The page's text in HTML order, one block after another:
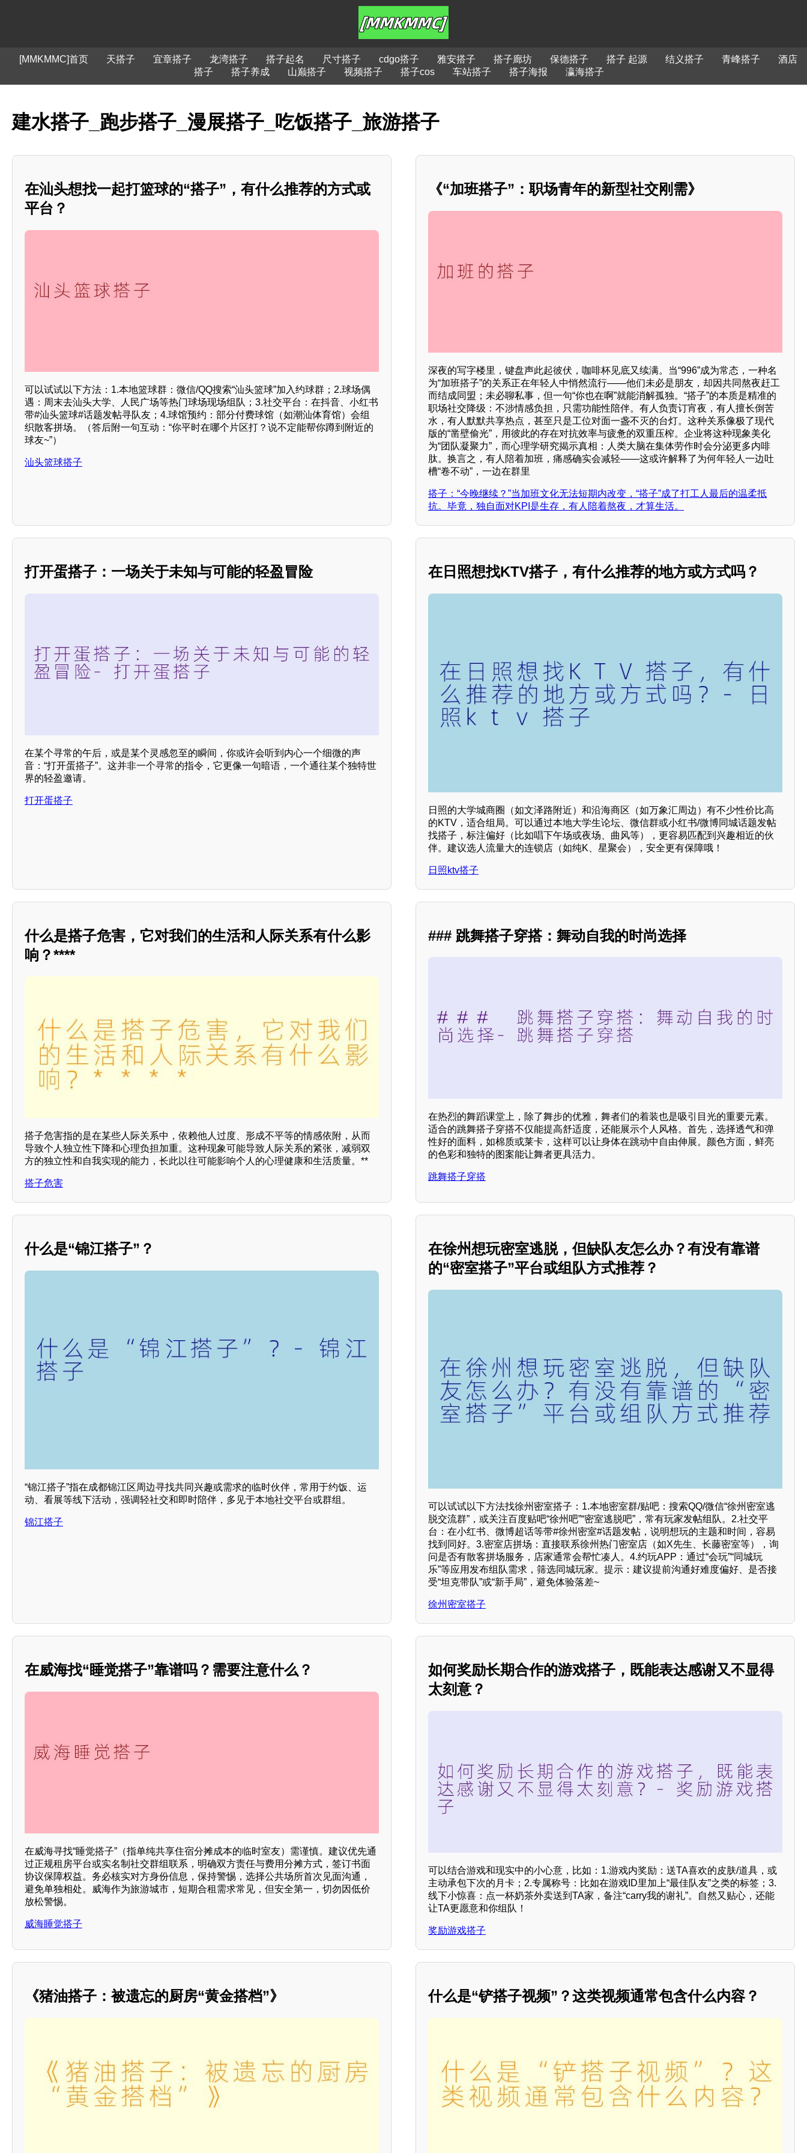
[MMKMMC]首页 天搭子 宜章搭子 龙湾搭子 搭子起名 尺寸搭子 cdgo搭子 雅安搭子 搭子廊坊 保德搭子 搭子 起源 结义搭子 青峰搭子
酒店
搭子
搭子养成 山巅搭子 视频搭子 搭子cos 车站搭子 搭子海报 瀛海搭子
建水搭子_跑步搭子_漫展搭子_吃饭搭子_旅游搭子
在汕头想找一起打篮球的“搭子”，有什么推荐的方式或
平台？
可以试试以下方法：1.本地篮球群：微信/QQ搜索“汕头篮球”加入约球群；2.球场偶
遇：周末去汕头大学、人民广场等热门球场现场组队；3.社交平台：在抖音、小红书
带#汕头篮球#话题发帖寻队友；4.球馆预约：部分付费球馆（如潮汕体育馆）会组
织散客拼场。（答后附一句互动：“你平时在哪个片区打？说不定能帮你蹲到附近的
球友~”）
汕头篮球搭子
《“加班搭子”：职场青年的新型社交刚需》
深夜的写字楼里，键盘声此起彼伏，咖啡杯见底又续满。当“996”成为常态，一种名
为“加班搭子”的关系正在年轻人中悄然流行——他们未必是朋友，却因共同熬夜赶工
而结成同盟；未必聊私事，但一句“你也在啊”就能消解孤独。“搭子”的本质是精准的
职场社交降级：不涉情感负担，只需功能性陪伴。有人负责订宵夜，有人擅长倒苦
水，有人默默共享热点，甚至只是工位对面一盏不灭的台灯。这种关系像极了现代
版的“凿壁偷光”，用彼此的存在对抗效率与疲惫的双重压榨。企业将这种现象美化
为“团队凝聚力”，而心理学研究揭示真相：人类大脑在集体劳作时会分泌更多内啡
肽。换言之，有人陪着加班，痛感确实会减轻——这或许解释了为何年轻人一边吐
槽“卷不动”，一边在群里
搭子：“今晚继续？”当加班文化无法短期内改变，“搭子”成了打工人最后的温柔抵
抗。毕竟，独自面对KPI是生存，有人陪着熬夜，才算生活。
打开蛋搭子：一场关于未知与可能的轻盈冒险
在某个寻常的午后，或是某个灵感忽至的瞬间，你或许会听到内心一个细微的声
音：“打开蛋搭子”。这并非一个寻常的指令，它更像一句暗语，一个通往某个独特世
界的轻盈邀请。
打开蛋搭子
在日照想找KTV搭子，有什么推荐的地方或方式吗？
日照的大学城商圈（如文泽路附近）和沿海商区（如万象汇周边）有不少性价比高
的KTV，适合组局。可以通过本地大学生论坛、微信群或小红书/微博同城话题发帖
找搭子，标注偏好（比如唱下午场或夜场、曲风等），更容易匹配到兴趣相近的伙
伴。建议选人流量大的连锁店（如纯K、星聚会），安全更有保障哦！
日照ktv搭子
什么是搭子危害，它对我们的生活和人际关系有什么影
响？****
搭子危害指的是在某些人际关系中，依赖他人过度、形成不平等的情感依附，从而
导致个人独立性下降和心理负担加重。这种现象可能导致人际关系的紧张，减弱双
方的独立性和自我实现的能力，长此以往可能影响个人的心理健康和生活质量。**
搭子危害
### 跳舞搭子穿搭：舞动自我的时尚选择
在热烈的舞蹈课堂上，除了舞步的优雅，舞者们的着装也是吸引目光的重要元素。
适合的跳舞搭子穿搭不仅能提高舒适度，还能展示个人风格。首先，选择透气和弹
性好的面料，如棉质或莱卡，这样可以让身体在跳动中自由伸展。颜色方面，鲜亮
的色彩和独特的图案能让舞者更具活力。
跳舞搭子穿搭
什么是“锦江搭子”？
“锦江搭子”指在成都锦江区周边寻找共同兴趣或需求的临时伙伴，常用于约饭、运
动、看展等线下活动，强调轻社交和即时陪伴，多见于本地社交平台或群组。
锦江搭子
在徐州想玩密室逃脱，但缺队友怎么办？有没有靠谱
的“密室搭子”平台或组队方式推荐？
可以试试以下方法找徐州密室搭子：1.本地密室群/贴吧：搜索QQ/微信“徐州密室逃
脱交流群”，或关注百度贴吧“徐州吧”“密室逃脱吧”，常有玩家发帖组队。2.社交平
台：在小红书、微博超话等带#徐州密室#话题发帖，说明想玩的主题和时间，容易
找到同好。3.密室店拼场：直接联系徐州热门密室店（如X先生、长藤密室等），询
问是否有散客拼场服务，店家通常会帮忙凑人。4.约玩APP：通过“会玩”“同城玩
乐”等应用发布组队需求，筛选同城玩家。提示：建议提前沟通好难度偏好、是否接
受“坦克带队”或“新手局”，避免体验落差~
徐州密室搭子
在威海找“睡觉搭子”靠谱吗？需要注意什么？
在威海寻找“睡觉搭子”（指单纯共享住宿分摊成本的临时室友）需谨慎。建议优先通
过正规租房平台或实名制社交群组联系，明确双方责任与费用分摊方式，签订书面
协议保障权益。务必核实对方身份信息，保持警惕，选择公共场所首次见面沟通，
避免单独相处。威海作为旅游城市，短期合租需求常见，但安全第一，切勿因低价
放松警惕。
威海睡觉搭子
如何奖励长期合作的游戏搭子，既能表达感谢又不显得
太刻意？
可以结合游戏和现实中的小心意，比如：1.游戏内奖励：送TA喜欢的皮肤/道具，或
主动承包下次的月卡；2.专属称号：比如在游戏ID里加上“最佳队友”之类的标签；3.
线下小惊喜：点一杯奶茶外卖送到TA家，备注“carry我的谢礼”。自然又贴心，还能
让TA更愿意和你组队！
奖励游戏搭子
《猪油搭子：被遗忘的厨房“黄金搭档”》 什么是“铲搭子视频”？这类视频通常包含什么内容？